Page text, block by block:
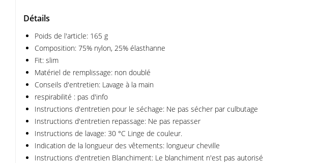
Détails
Poids de l'article: 165 g
Composition: 75% nylon, 25% élasthanne
Fit: slim
Matériel de remplissage: non doublé
Conseils d'entretien: Lavage à la main
respirabilité : pas d'info
Instructions d'entretien pour le séchage: Ne pas sécher par culbutage
Instructions d'entretien repassage: Ne pas repasser
Instructions de lavage: 30 °C Linge de couleur.
Indication de la longueur des vêtements: longueur cheville
Instructions d'entretien Blanchiment: Le blanchiment n'est pas autorisé